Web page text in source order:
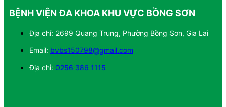
BỆNH VIỆN ĐA KHOA KHU VỰC BỒNG SƠN
Địa chỉ: 2699 Quang Trung, Phường Bồng Sơn, Gia Lai
Email: bvbs150798@gmail.com
Địa chỉ: 0256 386 1115